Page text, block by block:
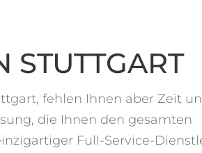
STUTTGART
fehlen Ihnen aber Zeit
die Ihnen den gesamten
Full-Service-